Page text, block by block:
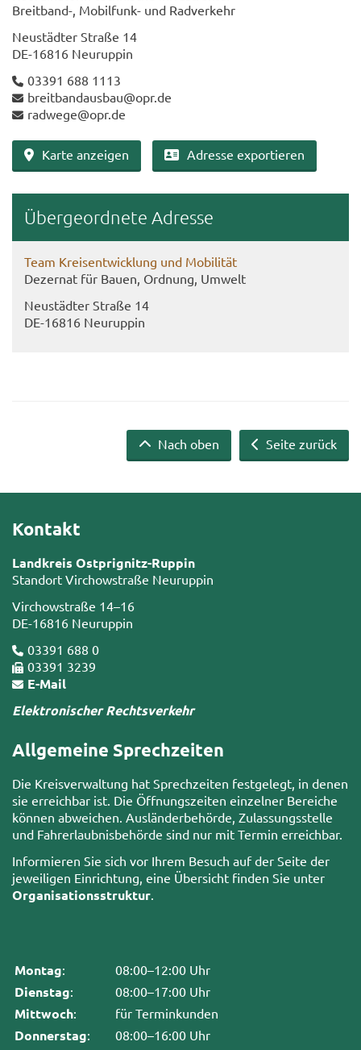
Breitband-​, Mobilfunk-​ und Rad­ver­kehr
Neu­städ­ter Stra­ße 14
DE-​16816 Neu­rup­pin
03391 688 1113
breit­band­aus­bau@opr.de
rad­we­ge@opr.de
Karte an­zei­gen Adres­se ex­por­tie­ren
Über­ge­ord­ne­te Adres­se
Team Kreis­ent­wick­lung und Mo­bi­li­tät
De­zer­nat für Bauen, Ord­nung, Um­welt
Neu­städ­ter Stra­ße 14
DE-​16816 Neu­rup­pin
Seite zurück
Nach oben
Kontakt
Landkreis Ostprignitz-Ruppin
Standort Virchowstraße Neuruppin
Virchowstraße 14–16
DE-16816 Neuruppin
03391 688 0
03391 3239
E-Mail
Elektronischer Rechtsverkehr
Allgemeine Sprechzeiten
Die Kreisverwaltung hat Sprechzeiten festgelegt, in denen
sie erreichbar ist. Die Öffnungszeiten einzelner Bereiche
können abweichen. Ausländerbehörde, Zulassungsstelle
und Fahrerlaubnisbehörde sind nur mit Termin erreichbar.
Informieren Sie sich vor Ihrem Besuch auf der Seite der
jeweiligen Einrichtung, eine Übersicht finden Sie unter
Organisationsstruktur
Montag: 08:00–12:00 Uhr
Dienstag: 08:00–17:00 Uhr
Mittwoch: für Terminkunden
Donnerstag: 08:00–16:00 Uhr